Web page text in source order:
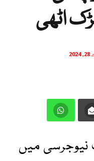
اٹھی
نیوجرسی میں